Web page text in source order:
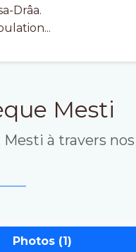
Drâa.
Mesti
Mesti à travers
Photos (1)